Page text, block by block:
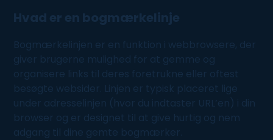
Hvad er en bogmærkelinje
Bogmærkelinjen er en funktion i webbrowsere, der
giver brugerne mulighed for at gemme og
organisere links til deres foretrukne eller oftest
besøgte websider. Linjen er typisk placeret lige
under adresselinjen (hvor du indtaster URL’en) i din
browser og er designet til at give hurtig og nem
adgang til dine gemte bogmærker.